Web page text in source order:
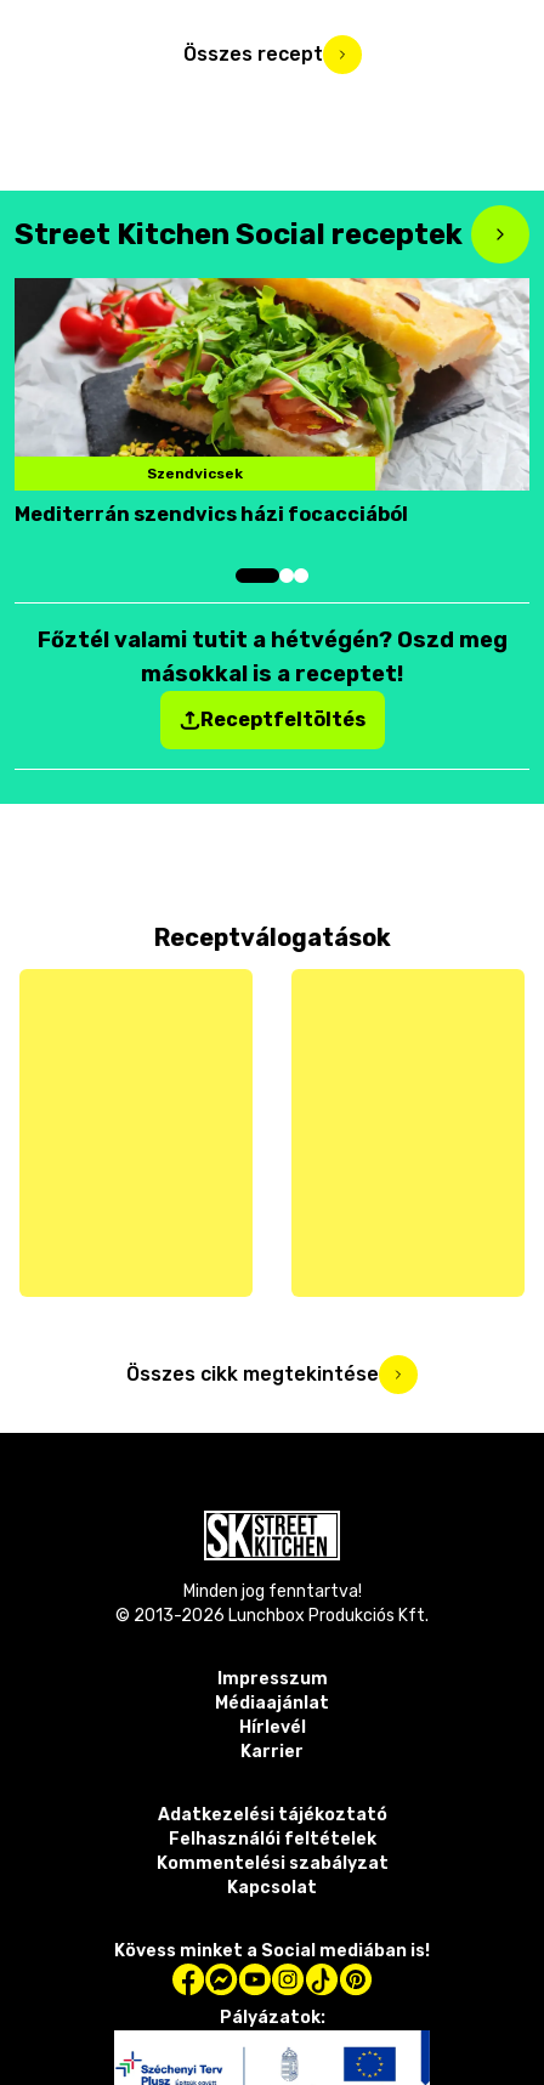
Összes recept
Street Kitchen Social receptek
Szendvicsek
Mediterrán szendvics házi focacciából
Főztél valami tutit a hétvégén? Oszd meg
másokkal is a receptet!
Receptfeltöltés
Receptválogatások
Összes cikk megtekintése
Minden jog fenntartva!
© 2013-2026 Lunchbox Produkciós Kft.
Impresszum
Médiaajánlat
Hírlevél
Karrier
Adatkezelési tájékoztató
Felhasználói feltételek
Kommentelési szabályzat
Kapcsolat
Kövess minket a Social mediában is!
Pályázatok: